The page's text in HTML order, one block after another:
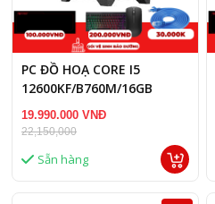
PC ĐỒ HOẠ CORE I5
12600KF/B760M/16GB
RAM/RTX 3050 8GB
19.990.000 VNĐ
22,150,000
Sẵn hàng